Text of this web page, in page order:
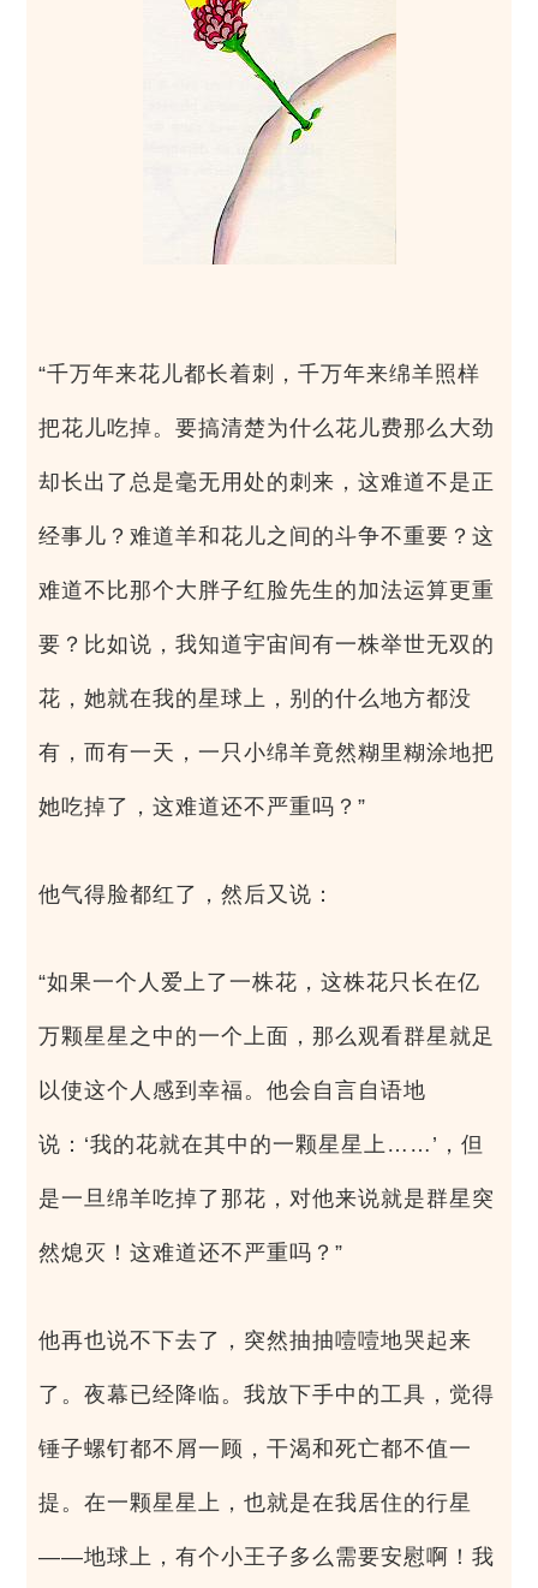
“千万年来花儿都长着刺，千万年来绵羊照样
把花儿吃掉。要搞清楚为什么花儿费那么大劲
却长出了总是毫无用处的刺来，这难道不是正
经事儿？难道羊和花儿之间的斗争不重要？这
难道不比那个大胖子红脸先生的加法运算更重
要？比如说，我知道宇宙间有一株举世无双的
花，她就在我的星球上，别的什么地方都没
有，而有一天，一只小绵羊竟然糊里糊涂地把
她吃掉了，这难道还不严重吗？”
他气得脸都红了，然后又说：
“如果一个人爱上了一株花，这株花只长在亿
万颗星星之中的一个上面，那么观看群星就足
以使这个人感到幸福。他会自言自语地
说：‘我的花就在其中的一颗星星上……’，但
是一旦绵羊吃掉了那花，对他来说就是群星突
然熄灭！这难道还不严重吗？”
他再也说不下去了，突然抽抽噎噎地哭起来
了。夜幕已经降临。我放下手中的工具，觉得
锤子螺钉都不屑一顾，干渴和死亡都不值一
提。在一颗星星上，也就是在我居住的行星
——地球上，有个小王子多么需要安慰啊！我